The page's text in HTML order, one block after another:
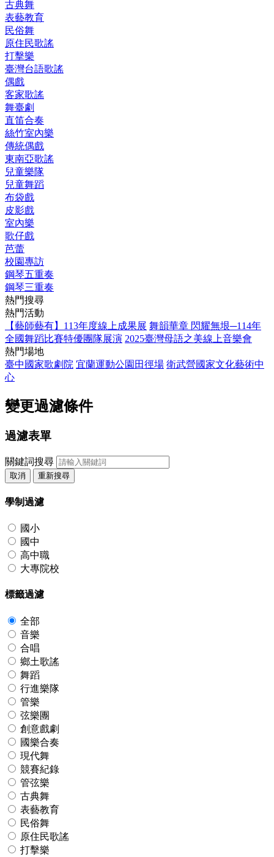
古典舞
表藝教育
民俗舞
原住民歌謠
打擊樂
臺灣台語歌謠
偶戲
客家歌謠
舞臺劇
直笛合奏
絲竹室內樂
傳統偶戲
東南亞歌謠
兒童樂隊
兒童舞蹈
布袋戲
皮影戲
室內樂
歌仔戲
芭蕾
校園專訪
鋼琴五重奏
鋼琴三重奏
熱門搜尋
熱門活動
【藝師藝有】113年度線上成果展 舞韻華章 閃耀無垠─114年
全國舞蹈比賽特優團隊展演 2025臺灣母語之美線上音樂會
熱門場地
臺中國家歌劇院 宜蘭運動公園田徑場 衛武營國家文化藝術中
心
變更過濾條件
過濾表單
關鍵詞搜尋
取消 重新搜尋
學制過濾
國小
國中
高中職
大專院校
標籤過濾
全部
音樂
合唱
鄉土歌謠
舞蹈
行進樂隊
管樂
弦樂團
創意戲劇
國樂合奏
現代舞
競賽紀錄
管弦樂
古典舞
表藝教育
民俗舞
原住民歌謠
打擊樂